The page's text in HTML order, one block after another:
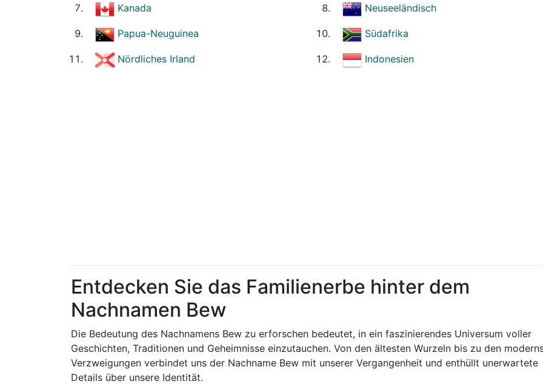
Kanada Neuseeländisch
Papua-Neuguinea Südafrika
Nördliches Irland Indonesien
Entdecken Sie das Familienerbe hinter dem
Nachnamen Bew
Die Bedeutung des Nachnamens Bew zu erforschen bedeutet, in ein faszinierendes Universum voller
Geschichten, Traditionen und Geheimnisse einzutauchen. Von den ältesten Wurzeln bis zu den
Verzweigungen verbindet uns der Nachname Bew mit unserer Vergangenheit und enthüllt unerwartete
Details über unsere Identität.